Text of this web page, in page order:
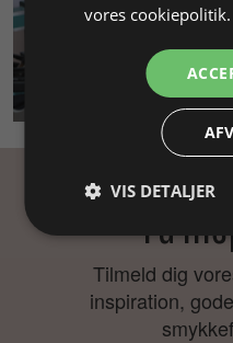
Få
Tilmeld dig
inspiration,
vores cookiepolitik.
VIS DETALJER